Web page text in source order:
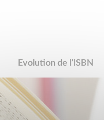
Evolution de l’ISBN